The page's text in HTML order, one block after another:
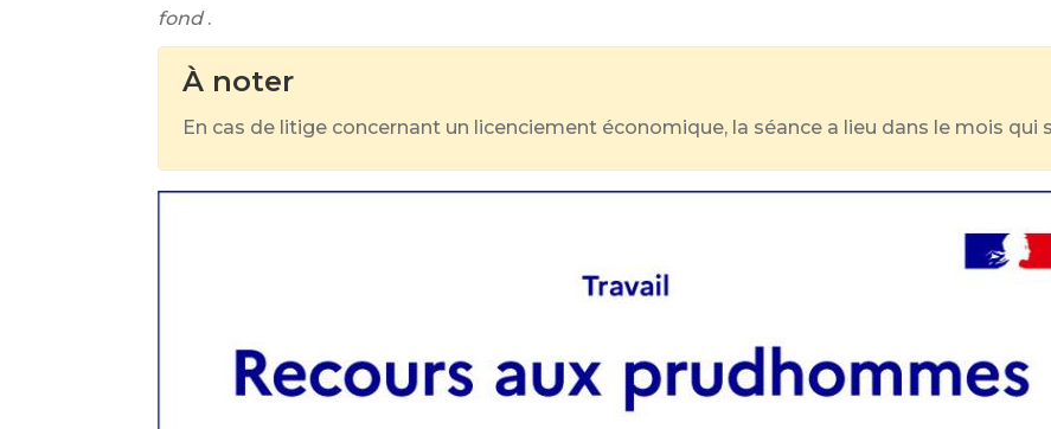
fond .
À noter
En cas de litige concernant un licenciement économique, la séance a lieu dans le mois qui